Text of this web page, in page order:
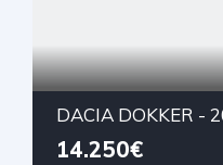
14.250€